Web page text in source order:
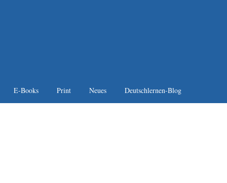
E-Books Print Neues Deutschlernen-Blog